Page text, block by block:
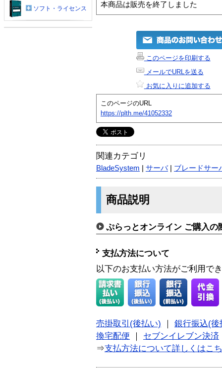
本商品は販売を終了しました
このページを印刷する
メールでURLを送る
お気に入りに追加する
このページのURL
https://plth.me/41052332
関連カテゴリ
BladeSystem サーバ| ブレードサー
商品説明
ぷらっとオンライン ご購入の
支払方法について
以下のお支払い方法がご利用で
売掛取引(後払い)
銀行振込(後
換宅配便
セブンイレブン決済
⇒支払方法について詳しくはこ
ソフト・ライセンス